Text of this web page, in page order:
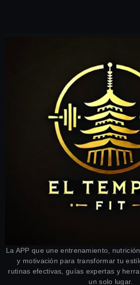
La APP que une entrenamiento,
y motivación para transformar tu
rutinas efectivas, guías expertas y
un solo lugar.